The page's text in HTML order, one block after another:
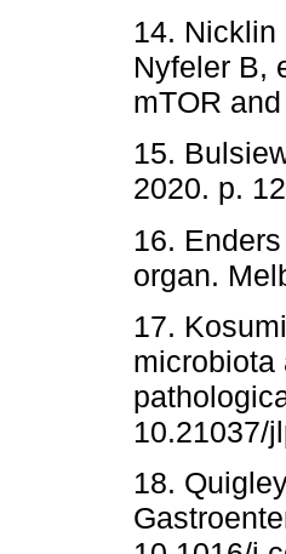
14. Nicklin
Nyfeler B,
mTOR
15.
2020. p.
16.
organ.
17.
microbiota
10.21037/
18.